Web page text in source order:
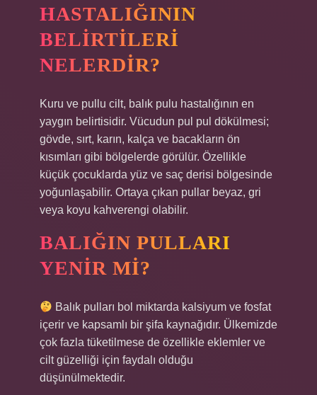
HASTALIĞININ
BELIRTILERI
NELERDIR?
Kuru ve pullu cilt, balık pulu hastalığının en
yaygın belirtisidir. Vücudun pul pul dökülmesi;
gövde, sırt, karın, kalça ve bacakların ön
kısımları gibi bölgelerde görülür. Özellikle
küçük çocuklarda yüz ve saç derisi bölgesinde
yoğunlaşabilir. Ortaya çıkan pullar beyaz, gri
veya koyu kahverengi olabilir.
BALIĞIN PULLARI
YENIR MI?
Balık pulları bol miktarda kalsiyum ve fosfat
içerir ve kapsamlı bir şifa kaynağıdır. Ülkemizde
çok fazla tüketilmese de özellikle eklemler ve
cilt güzelliği için faydalı olduğu
düşünülmektedir.